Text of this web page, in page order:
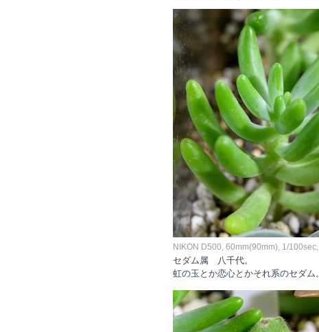
NIKON D500, 60mm(90mm), 1/
セダム属 八千代。
虹の玉とか恋心とかそれ系のセダム。